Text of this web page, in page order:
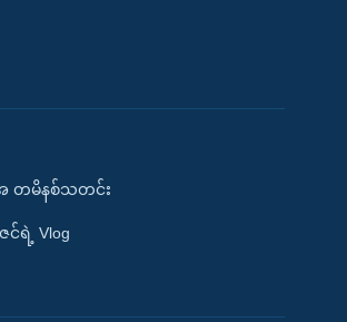
တမိနစ်သတင်း
င်ရဲ့ Vlog